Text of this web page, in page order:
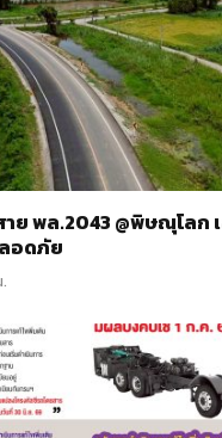
ย พล.2043 @พิษณุโลก
อดภัย